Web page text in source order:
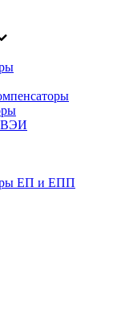
ВЭИ
ЕП и ЕПП